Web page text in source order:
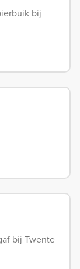
bij
bij Twente